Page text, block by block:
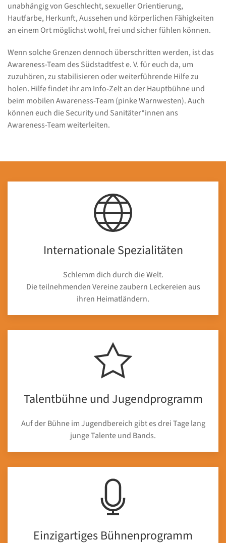
unabhängig von Geschlecht, sexueller Orientierung,
Hautfarbe, Herkunft, Aussehen und körperlichen Fähigkeiten
an einem Ort möglichst wohl, frei und sicher fühlen können.
Wenn solche Grenzen dennoch überschritten werden, ist das
Awareness-Team des Südstadtfest e. V. für euch da, um
zuzuhören, zu stabilisieren oder weiterführende Hilfe zu
holen. Hilfe findet ihr am Info-Zelt an der Hauptbühne und
beim mobilen Awareness-Team (pinke Warnwesten). Auch
können euch die Security und Sanitäter*innen ans
Awareness-Team weiterleiten.
Internationale Spezialitäten
Schlemm dich durch die Welt.
Die teilnehmenden Vereine zaubern Leckereien aus
ihren Heimatländern.
Talentbühne und Jugendprogramm
Auf der Bühne im Jugendbereich gibt es drei Tage lang
junge Talente und Bands.
Einzigartiges Bühnenprogramm